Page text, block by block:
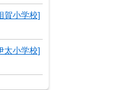
賀小学校]
太小学校]